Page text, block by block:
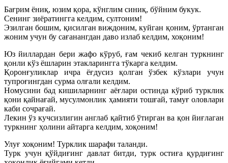
Бағрим ёниқ, юзим қора, кўнглим синиқ, бўйним букук.
Сенинг зиёратингга келдим, султоним!
Эзилган бошим, қисилган виждоним, куйган қоним, ўртанган
жоним учун бу сағанангдан даво излаб келдим, хоқоним!
Юз йиллардан бери жафо кўруб, ғам чекиб келган туркнинг
қонли кўз ёшларин этакларингга тўкарга келдим.
Қоронғуликлар ичра ёғдусиз қолган ўзбек кўзлари учун
тупроғингдан сурма олғали келдим.
Номусини бад кишиларнинг аёғлари остинда кўриб турклик
қони қайнағай, мусулмонлик ҳамияти тошғай, тамуғ оловлари
каби сочрағай.
Лекин ўз кучсизлигин англаб қайтиб ўтирган ва қон йиғлаган
туркнинг ҳолини айтарга келдим, хоқоним!
Улуғ хоқоним! Турклик шарафи таланди.
Турк учун қўйдиғинг давлат битди, турк остиға қурдиғинг